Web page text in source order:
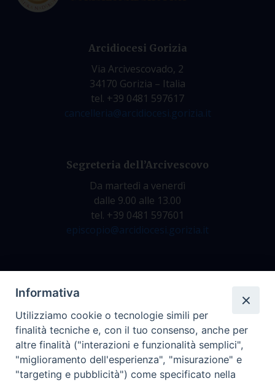
Arcidiocesi Gorizia
Via Arcivescovado, 2
34170 Gorizia – Italia
tel. +39 0481 597617
cancelleria@arcidiocesi.gorizia.it
Segreteria dell’Arcivescovo
Da martedì a venerdì
dalle 9.00 alle 13.00
tel. +39 0481 597601
episcopio@arcidiocesi.gorizia.it
dalle 9.00 alle 12.30
tel. +39 0481 597628
archivio@arcidiocesi.gorizia.it
Informativa
Utilizziamo cookie o tecnologie simili per
finalità tecniche e, con il tuo consenso, anche per
altre finalità ("interazioni e funzionalità semplici",
"miglioramento dell'esperienza", "misurazione" e
"targeting e pubblicità") come specificato nella